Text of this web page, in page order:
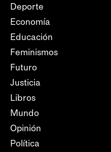
Deporte
Economía
Educación
Feminismos
Futuro
Justicia
Libros
Mundo
Opinión
Política